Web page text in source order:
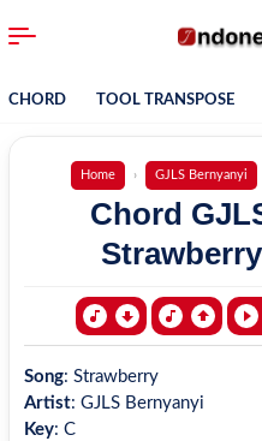
CHORD TOOL TRANSPOSE
Home GJLS Bernyanyi
Chord
Song: Strawberry
Artist: GJLS Bernyanyi
Key: C